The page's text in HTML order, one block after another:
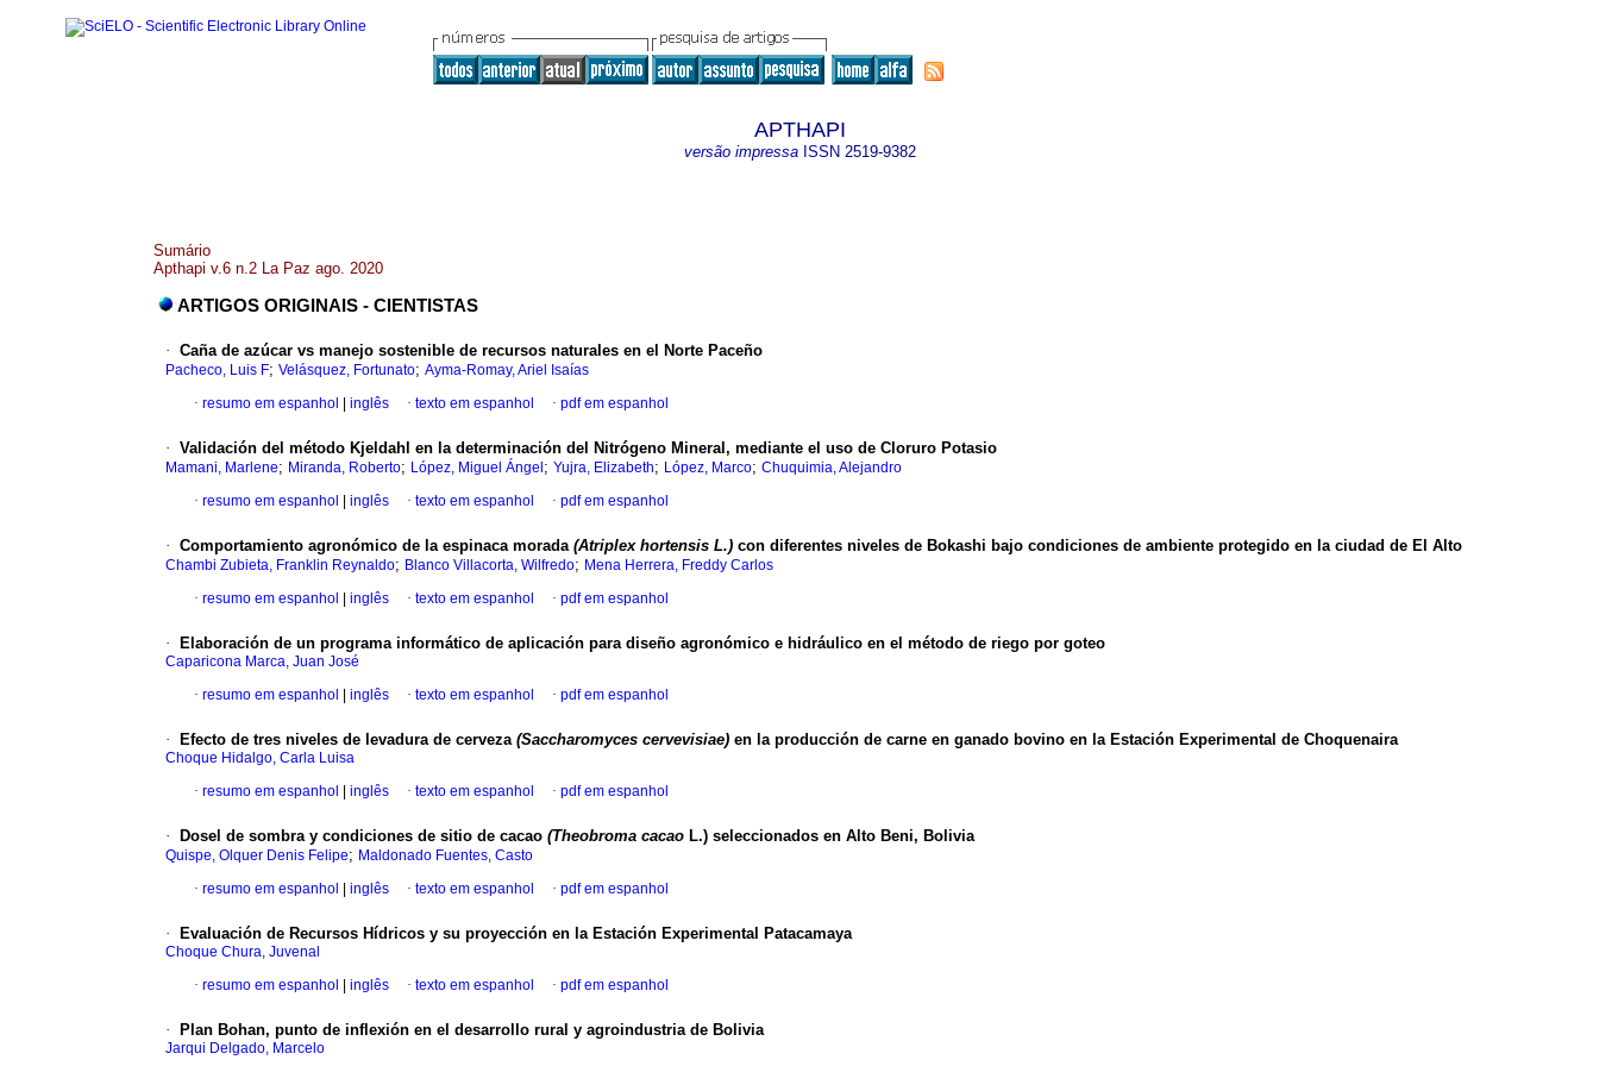
APTHAPI
versão impressaISSN 2519-9382
Sumário
Apthapi v.6 n.2 La Paz ago. 2020
ARTIGOS ORIGINAIS - CIENTISTAS
· Caña de azúcar vs manejo sostenible de recursos naturales en el Norte Paceño
Pacheco, Luis F; Velásquez, Fortunato; Ayma-Romay, Ariel Isaías
· resumo em espanhol inglês · texto em espanhol · pdf em espanhol
· Validación del método Kjeldahl en la determinación del Nitrógeno Mineral, mediante el uso de Cloruro Potasio
Mamani, Marlene; Miranda, Roberto; López, Miguel Ángel ; Yujra, Elizabeth; López, Marco; Chuquimia, Alejandro
· resumo em espanhol inglês · texto em espanhol · pdf em espanhol
· Comportamiento agronómico de la espinaca morada (Atriplex hortensis L.) con diferentes niveles de Bokashi bajo condiciones de ambiente protegido en la ciudad de El Alto
Chambi Zubieta, Franklin Reynaldo; Blanco Villacorta, Wilfredo; Mena Herrera, Freddy Carlos
· resumo em espanhol inglês · texto em espanhol · pdf em espanhol
· Elaboración de un programa informático de aplicación para diseño agronómico e hidráulico en el método de riego por goteo
Caparicona Marca, Juan José
· resumo em espanhol inglês · texto em espanhol · pdf em espanhol
· Efecto de tres niveles de levadura de cerveza (Saccharomyces cervevisiae) en la producción de carne en ganado bovino en la Estación Experimental de Choquenaira
Choque Hidalgo, Carla Luisa
· resumo em espanhol inglês · texto em espanhol · pdf em espanhol
· Dosel de sombra y condiciones de sitio de cacao (Theobroma cacao L.) seleccionados en Alto Beni, Bolivia
Quispe, Olquer Denis Felipe; Maldonado Fuentes, Casto
· resumo em espanhol inglês · texto em espanhol · pdf em espanhol
· Evaluación de Recursos Hídricos y su proyección en la Estación Experimental Patacamaya
Choque Chura, Juvenal
· resumo em espanhol inglês · texto em espanhol · pdf em espanhol
· Plan Bohan, punto de inflexión en el desarrollo rural y agroindustria de Bolivia
Jarqui Delgado, Marcelo